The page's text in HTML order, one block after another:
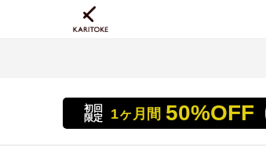
初回
限定
1ヶ月間 50%OFF